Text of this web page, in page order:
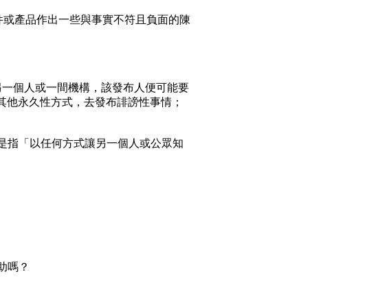
產品作出一些與事實不符且負面的陳
個人或一間機構，該發布人便可能要
永久性方式，去發布誹謗性事情；
指「以任何方式讓另一個人或公眾知
嗎？